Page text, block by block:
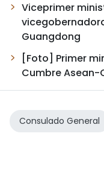
Viceprimer
Guangdong
[Foto] Primer
Cumbre Asean-
Consulado General